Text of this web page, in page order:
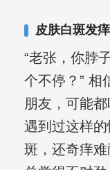
皮肤白斑发
“老张，你脖
个不停？” 相
朋友，可能
遇到过这样
斑，还奇痒难